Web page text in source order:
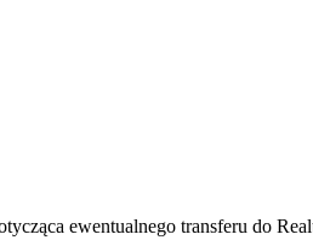
ewentualnego transferu do